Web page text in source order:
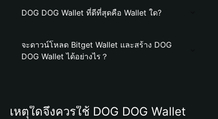
DOG DOG Wallet ที่ดีที่สุดคือ Wallet ใด?
จะดาวน์โหลด Bitget Wallet และสร้าง DOG
DOG Wallet ได้อย่างไร？
เหตุใดจึงควรใช้ DOG DOG Wallet